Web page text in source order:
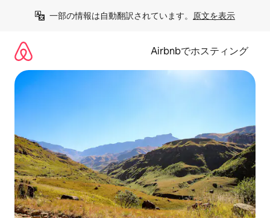
一部の情報は自動翻訳されています。 原文を表示
Airbnbでホスティング